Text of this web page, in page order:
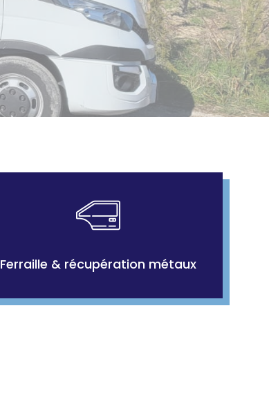
Ferraille & récupération métaux